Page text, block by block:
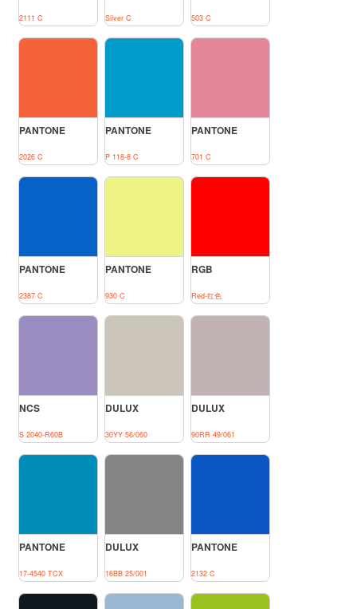
2111 C Silver C 503 C
PANTONE
2026 C
PANTONE
P 118-8 C
PANTONE
701 C
PANTONE
2387 C
PANTONE
930 C
RGB
Red-红色
NCS
S 2040-R60B
DULUX
30YY 56/060
DULUX
90RR 49/061
PANTONE
17-4540 TCX
DULUX
16BB 25/001
PANTONE
2132 C